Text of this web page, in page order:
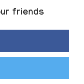
friends